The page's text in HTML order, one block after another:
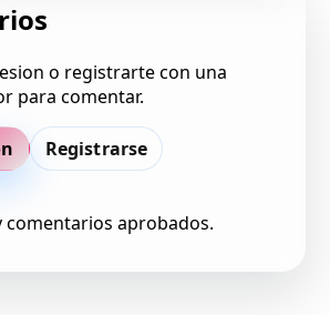
o registrarte con una
para comentar.
Registrarse
comentarios aprobados.